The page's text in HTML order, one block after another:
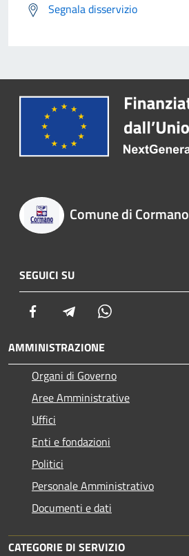
Segnala disservizio
Comune di Cormano
SEGUICI SU
Facebook Telegram
AMMINISTRAZIONE
Organi di Governo
Aree Amministrative
Uffici
Enti e fondazioni
Politici
Personale Amministrativo
Documenti e dati
CATEGORIE DI SERVIZIO